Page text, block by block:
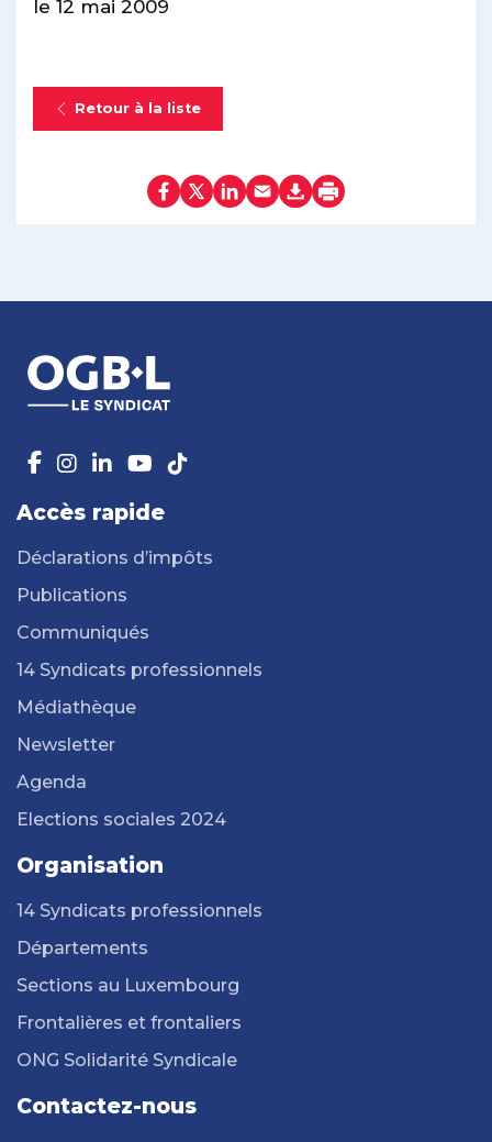
le 12 mai 2009
Retour à la liste
Accès rapide
Déclarations d’impôts
Publications
Communiqués
14 Syndicats professionnels
Médiathèque
Newsletter
Agenda
Elections sociales 2024
Organisation
14 Syndicats professionnels
Départements
Sections au Luxembourg
Frontalières et frontaliers
ONG Solidarité Syndicale
Contactez-nous